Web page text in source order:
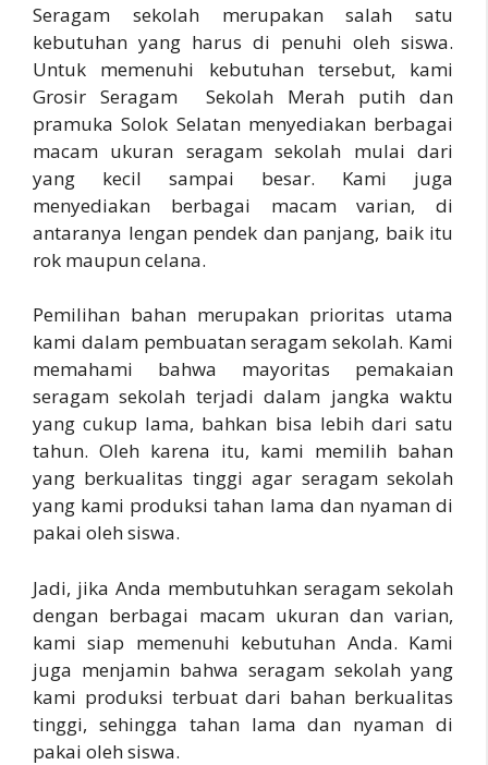
Seragam sekolah merupakan salah satu
kebutuhan yang harus di penuhi oleh siswa.
Untuk memenuhi kebutuhan tersebut, kami
Grosir Seragam Sekolah Merah putih dan
pramuka Solok Selatan menyediakan berbagai
macam ukuran seragam sekolah mulai dari
yang kecil sampai besar. Kami juga
menyediakan berbagai macam varian, di
antaranya lengan pendek dan panjang, baik itu
rok maupun celana.
Pemilihan bahan merupakan prioritas utama
kami dalam pembuatan seragam sekolah. Kami
memahami bahwa mayoritas pemakaian
seragam sekolah terjadi dalam jangka waktu
yang cukup lama, bahkan bisa lebih dari satu
tahun. Oleh karena itu, kami memilih bahan
yang berkualitas tinggi agar seragam sekolah
yang kami produksi tahan lama dan nyaman di
pakai oleh siswa.
Jadi, jika Anda membutuhkan seragam sekolah
dengan berbagai macam ukuran dan varian,
kami siap memenuhi kebutuhan Anda. Kami
juga menjamin bahwa seragam sekolah yang
kami produksi terbuat dari bahan berkualitas
tinggi, sehingga tahan lama dan nyaman di
pakai oleh siswa.